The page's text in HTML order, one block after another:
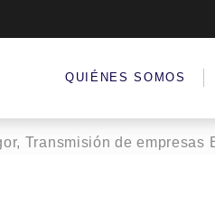
QUIÉNES SOMOS
Transmisión de empresas